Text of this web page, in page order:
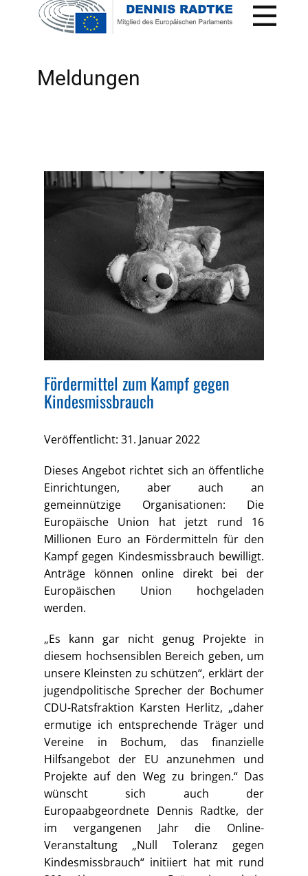
Meldungen
Fördermittel zum Kampf gegen
Kindesmissbrauch
Veröffentlicht: 31. Januar 2022
Dieses Angebot richtet sich an öffentliche
Einrichtungen, aber auch an
gemeinnützige Organisationen: Die
Europäische Union hat jetzt rund 16
Millionen Euro an Fördermitteln für den
Kampf gegen Kindesmissbrauch bewilligt.
Anträge können online direkt bei der
Europäischen Union hochgeladen
werden.
„Es kann gar nicht genug Projekte in
diesem hochsensiblen Bereich geben, um
unsere Kleinsten zu schützen“, erklärt der
jugendpolitische Sprecher der Bochumer
CDU-Ratsfraktion Karsten Herlitz, „daher
ermutige ich entsprechende Träger und
Vereine in Bochum, das finanzielle
Hilfsangebot der EU anzunehmen und
Projekte auf den Weg zu bringen.“ Das
wünscht sich auch der
Europaabgeordnete Dennis Radtke, der
im vergangenen Jahr die Online-
Veranstaltung „Null Toleranz gegen
Kindesmissbrauch“ initiiert hat mit rund